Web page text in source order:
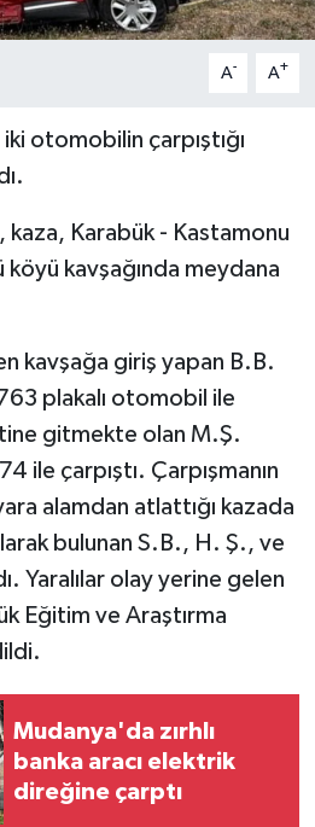
A- A+
otomobilin çarpıştığı
kaza, Karabük - Kastamonu
kavşağında meydana
kavşağa giriş yapan B.B.
plakalı otomobil ile
gitmekte olan M.Ş.
ile çarpıştı. Çarpışmanın
alamdan atlattığı kazada
bulunan S.B., H. Ş., ve
Yaralılar olay yerine gelen
Eğitim ve Araştırma
Mudanya'da zırhlı
banka aracı elektrik
direğine çarptı